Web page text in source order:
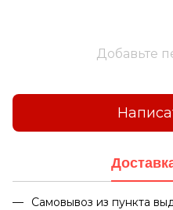
Добавьте
Самовывоз из пункта